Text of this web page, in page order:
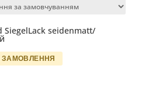
seidenmatt/
ЗАМОВЛЕННЯ